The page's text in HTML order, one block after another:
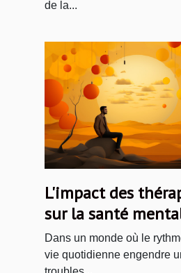
de la...
L'impact des
sur la santé
terme
Dans un monde où le
vie quotidienne engendre